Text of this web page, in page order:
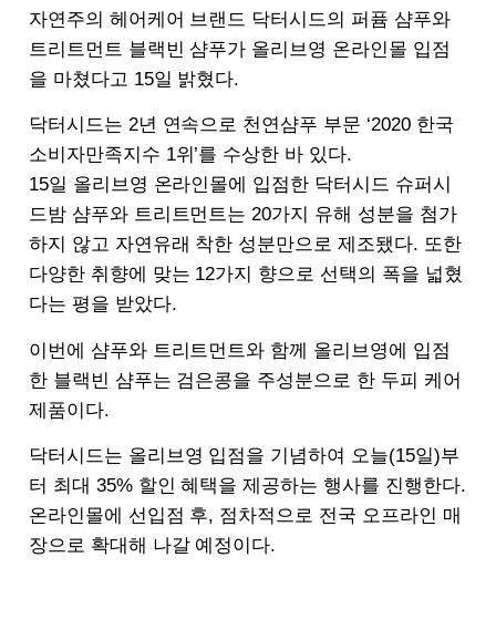
자연주의 헤어케어 브랜드 닥터시드의 퍼퓸 샴푸와
트리트먼트 블랙빈 샴푸가 올리브영 온라인몰 입점
을 마쳤다고 15일 밝혔다.
닥터시드는 2년 연속으로 천연샴푸 부문 ‘2020 한국
소비자만족지수 1위’를 수상한 바 있다.
15일 올리브영 온라인몰에 입점한 닥터시드 슈퍼시
드밤 샴푸와 트리트먼트는 20가지 유해 성분을 첨가
하지 않고 자연유래 착한 성분만으로 제조됐다. 또한
다양한 취향에 맞는 12가지 향으로 선택의 폭을 넓혔
다는 평을 받았다.
이번에 샴푸와 트리트먼트와 함께 올리브영에 입점
한 블랙빈 샴푸는 검은콩을 주성분으로 한 두피 케어
제품이다.
닥터시드는 올리브영 입점을 기념하여 오늘(15일)부
터 최대 35% 할인 혜택을 제공하는 행사를 진행한다.
온라인몰에 선입점 후, 점차적으로 전국 오프라인 매
장으로 확대해 나갈 예정이다.